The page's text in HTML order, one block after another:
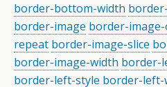
border-bottom-width
border-image border-
repeat border-image-slice
border-image-width border-
border-left-style border-left-